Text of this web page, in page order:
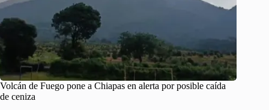
Volcán de Fuego pone a Chiapas en alerta por posible caída
de ceniza